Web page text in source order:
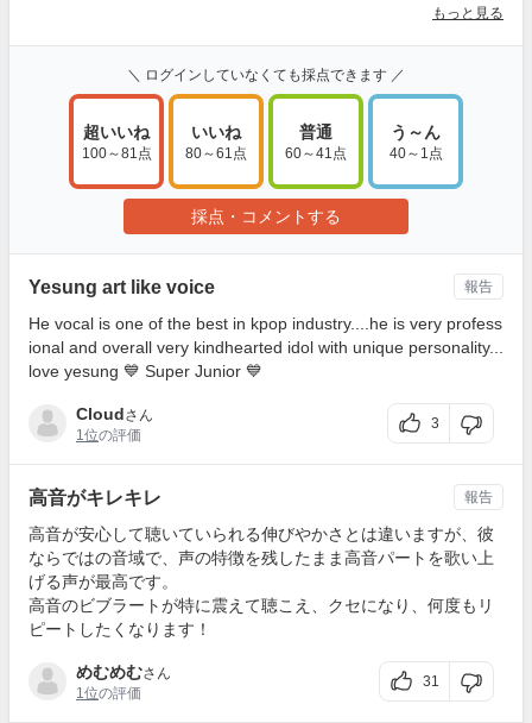
もっと見る
＼ ログインしていなくても採点できます ／
超いいね
100～81点
いいね
80～61点
普通
60～41点
う～ん
40～1点
採点・コメントする
Yesung art like voice
He vocal is one of the best in kpop industry....he is very profess
ional and overall very kindhearted idol with unique personality...
love yesung 💙 Super Junior 💙
Cloudさん
1位の評価
3
報告
高音がキレキレ
高音が安心して聴いていられる伸びやかさとは違いますが、彼
ならではの音域で、声の特徴を残したまま高音パートを歌い上
げる声が最高です。
高音のビブラートが特に震えて聴こえ、クセになり、何度もリ
ピートしたくなります！
めむめむさん
1位の評価
31
報告